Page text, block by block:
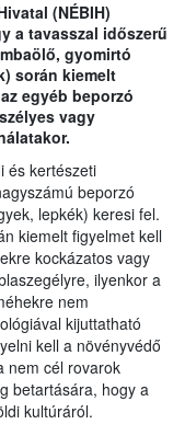
(NÉBIH)
a tavasszal időszerű
gyomirtó
során kiemelt
egyéb beporzó
vagy
és kertészeti
beporzó
lepkék) keresi fel.
kiemelt figyelmet kell
kockázatos vagy
ilyenkor a
nem
kijuttatható
kell a növényvédő
nem cél rovarok
betartására, hogy a
kultúráról.